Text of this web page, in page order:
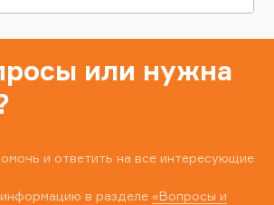
или нужна
и ответить на все интересующие
в разделе «Вопросы и